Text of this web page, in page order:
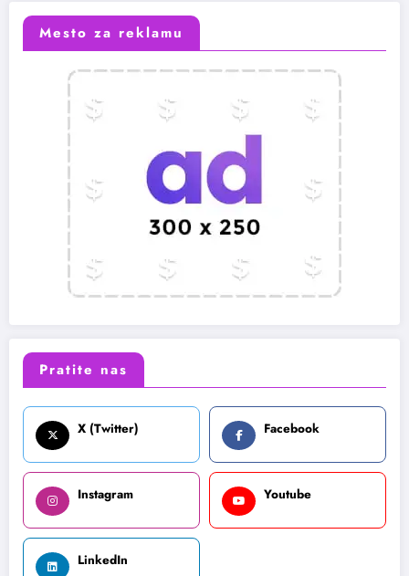
Mesto za reklamu
Pratite nas
X (Twitter) Facebook
Instagram Youtube
LinkedIn